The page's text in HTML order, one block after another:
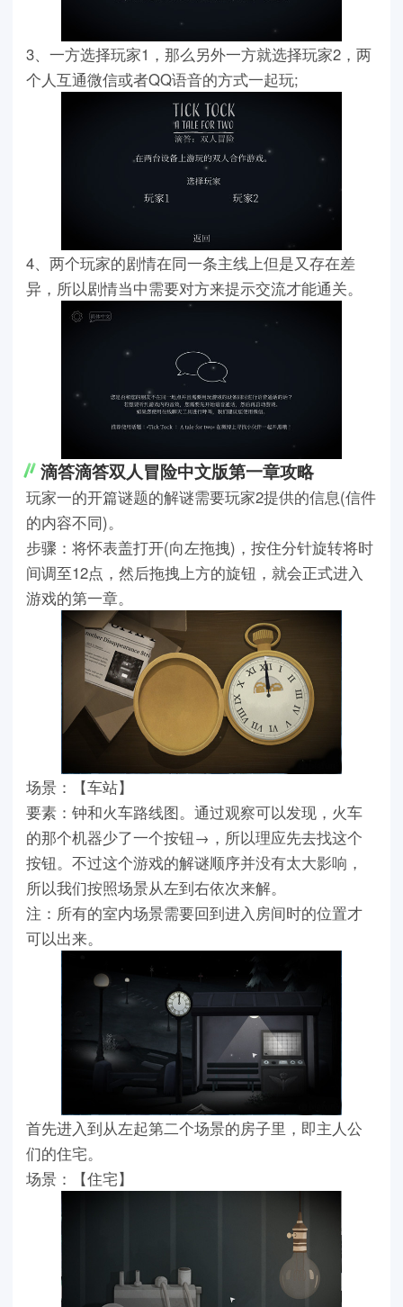
3、一方选择玩家1，那么另外一方就选择玩家2，两
个人互通微信或者QQ语音的方式一起玩;
4、两个玩家的剧情在同一条主线上但是又存在差
异，所以剧情当中需要对方来提示交流才能通关。
滴答滴答双人冒险中文版第一章攻略
玩家一的开篇谜题的解谜需要玩家2提供的信息(信件
的内容不同)。
步骤：将怀表盖打开(向左拖拽)，按住分针旋转将时
间调至12点，然后拖拽上方的旋钮，就会正式进入
游戏的第一章。
场景：【车站】
要素：钟和火车路线图。通过观察可以发现，火车
的那个机器少了一个按钮→，所以理应先去找这个
按钮。不过这个游戏的解谜顺序并没有太大影响，
所以我们按照场景从左到右依次来解。
注：所有的室内场景需要回到进入房间时的位置才
可以出来。
首先进入到从左起第二个场景的房子里，即主人公
们的住宅。
场景：【住宅】